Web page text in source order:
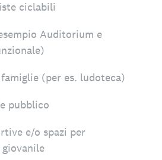
ciclabili
Auditorium e
(per es. ludoteca)
pubblico
e/o spazi per
giovanile